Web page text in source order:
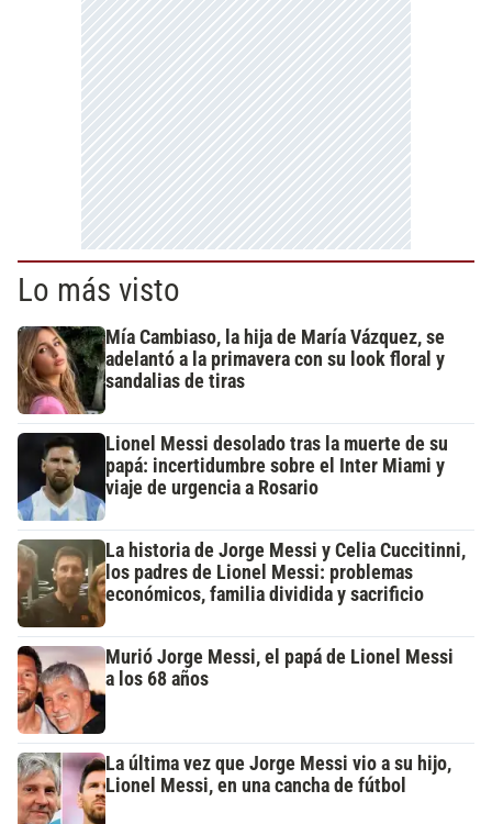
Lo más visto
Mía Cambiaso, la hija de María Vázquez, se
adelantó a la primavera con su look floral y
sandalias de tiras
Lionel Messi desolado tras la muerte de su
papá: incertidumbre sobre el Inter Miami y
viaje de urgencia a Rosario
La historia de Jorge Messi y Celia Cuccitinni,
los padres de Lionel Messi: problemas
económicos, familia dividida y sacrificio
Murió Jorge Messi, el papá de Lionel Messi
a los 68 años
La última vez que Jorge Messi vio a su hijo,
Lionel Messi, en una cancha de fútbol